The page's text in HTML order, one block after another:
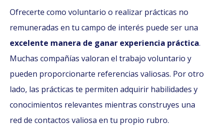
Ofrecerte como voluntario o realizar prácticas no
remuneradas en tu campo de interés puede ser una
excelente manera de ganar experiencia práctica.
Muchas compañías valoran el trabajo voluntario y
pueden proporcionarte referencias valiosas. Por otro
lado, las prácticas te permiten adquirir habilidades y
conocimientos relevantes mientras construyes una
red de contactos valiosa en tu propio rubro.